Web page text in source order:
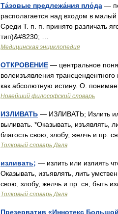
Та́зовые предлежа́ния пло́да —
располагается над входом в
Среди Т. п. п. принято различать
тип)&#8230; …
Медицинская энциклопедия
ОТКРОВЕНИЕ — центральное
волеизъявления
как абсолютную истину. О.
Новейший философский словарь
ИЗЛИВАТЬ — ИЗЛИВАТЬ; Излить или
выливать. *Оказывать, изъявлять,
благость свою, злобу, желчь и пр.
Толковый словарь Даля
изливать; — излить или излиять
Оказывать, изъявлять, лить
свою, злобу, желчь и пр. ся, быть
Толковый словарь Даля
Презерватив «Иннотекс